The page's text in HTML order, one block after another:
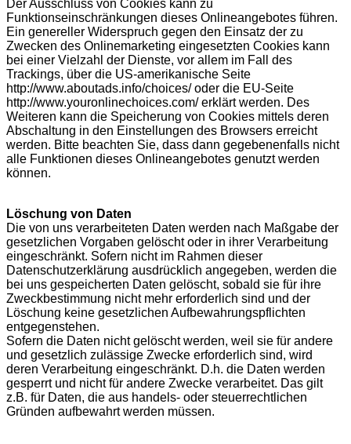
Der Ausschluss von Cookies kann zu
Funktionseinschränkungen dieses Onlineangebotes führen.
Ein genereller Widerspruch gegen den Einsatz der zu
Zwecken des Onlinemarketing eingesetzten Cookies kann
bei einer Vielzahl der Dienste, vor allem im Fall des
Trackings, über die US-amerikanische Seite
http://www.aboutads.info/choices/ oder die EU-Seite
http://www.youronlinechoices.com/ erklärt werden. Des
Weiteren kann die Speicherung von Cookies mittels deren
Abschaltung in den Einstellungen des Browsers erreicht
werden. Bitte beachten Sie, dass dann gegebenenfalls nicht
alle Funktionen dieses Onlineangebotes genutzt werden
können.
Löschung von Daten
Die von uns verarbeiteten Daten werden nach Maßgabe der
gesetzlichen Vorgaben gelöscht oder in ihrer Verarbeitung
eingeschränkt. Sofern nicht im Rahmen dieser
Datenschutzerklärung ausdrücklich angegeben, werden die
bei uns gespeicherten Daten gelöscht, sobald sie für ihre
Zweckbestimmung nicht mehr erforderlich sind und der
Löschung keine gesetzlichen Aufbewahrungspflichten
entgegenstehen.
Sofern die Daten nicht gelöscht werden, weil sie für andere
und gesetzlich zulässige Zwecke erforderlich sind, wird
deren Verarbeitung eingeschränkt. D.h. die Daten werden
gesperrt und nicht für andere Zwecke verarbeitet. Das gilt
z.B. für Daten, die aus handels- oder steuerrechtlichen
Gründen aufbewahrt werden müssen.